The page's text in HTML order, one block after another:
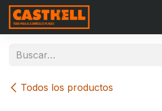
Ir al contenido
Todos los productos